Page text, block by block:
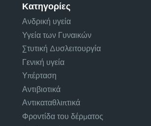
Κατηγορίες
Ανδρική υγεία
Υγεία των Γυναικών
Στυτική Δυσλειτουργία
Γενική υγεία
Υπέρταση
Αντιβιοτικά
Αντικαταθλιπτικά
Φροντίδα του δέρματος